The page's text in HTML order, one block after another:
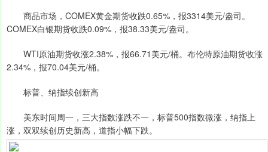
商品市场，COMEX黄金期货收跌0.65%，报3314美元/盎司。
COMEX白银期货收跌0.09%，报38.33美元/盎司。
WTI原油期货收涨2.38%，报66.71美元/桶。布伦特原油期货收涨
2.34%，报70.04美元/桶。
标普、纳指续创新高
美东时间周一，三大指数涨跌不一，标普500指数微涨，纳指上
涨，双双续创历史新高，道指小幅下跌。